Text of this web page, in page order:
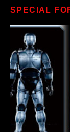
SPECIAL